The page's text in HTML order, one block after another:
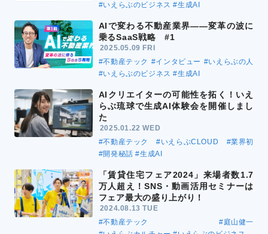
#いえらぶのビジネス #生成AI
AIで変わる不動産業界――変革の波に
乗るSaaS戦略 #1
2025.05.09 FRI
#不動産テック #インタビュー #いえらぶの人
#いえらぶのビジネス #生成AI
AIクリエイターの可能性を拓く！いえ
らぶ琉球で生成AI体験会を開催しまし
た
2025.01.22 WED
#不動産テック
#いえらぶCLOUD
#業界初
#開発秘話 #生成AI
「賃貸住宅フェア2024」来場者数1.7
万人超え！SNS・動画活用セミナーは
フェア最大の盛り上がり！
2024.08.13 TUE
#不動産テック
#庭山健一